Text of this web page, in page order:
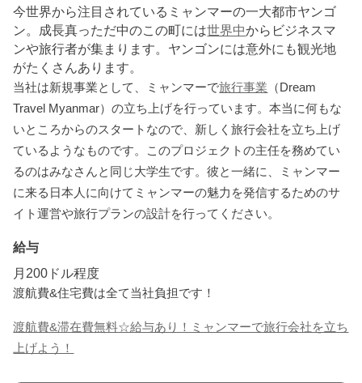
今世界から注目されているミャンマーの一大都市ヤンゴ
ン。成長真っただ中のこの町には世界中からビジネスマ
ンや旅行者が集まります。ヤンゴンには意外にも観光地
がたくさんあります。
当社は新規事業として、ミャンマーで旅行事業 （Dream
Travel Myanmar）の立ち上げを行っています。本当に何もな
いところからのスタートなので、新しく旅行会社を立ち上げ
ているようなものです。このプロジェクトの主任を務めてい
るのはみなさんと同じ大学生です。彼と一緒に、ミャンマー
に来る日本人に向けてミャンマーの魅力を発信するためのサ
イト運営や旅行プランの設計を行ってください。
給与
月200ドル程度
渡航費&住宅費は全て当社負担です！
渡航費&滞在費無料☆給与あり！ミャンマーで旅行会社を立ち
上げよう！